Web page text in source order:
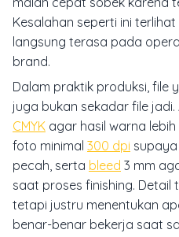
Kesalahan seperti ini
langsung terasa pada
brand.
Dalam praktik produksi, file
juga bukan sekadar file
CMYK agar hasil warna
foto minimal 300 dpi
pecah, serta bleed 3 mm
saat proses finishing. Detail
tetapi justru menentukan
benar-benar bekerja saat